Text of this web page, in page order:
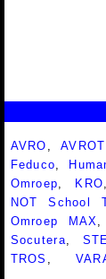
AVRO ,
Feduco,
Omroep, KRO
NOT School
Omroep MAX,
Socutera,
TROS ,